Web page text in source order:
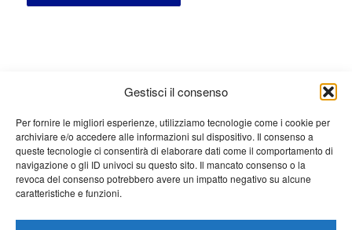
Gestisci il consenso
Per fornire le migliori esperienze, utilizziamo tecnologie come i cookie per
archiviare e/o accedere alle informazioni sul dispositivo. Il consenso a
queste tecnologie ci consentirà di elaborare dati come il comportamento di
navigazione o gli ID univoci su questo sito. Il mancato consenso o la
revoca del consenso potrebbero avere un impatto negativo su alcune
caratteristiche e funzioni.